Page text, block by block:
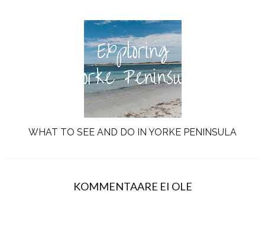
WHAT TO SEE AND DO IN YORKE PENINSULA
KOMMENTAARE EI OLE